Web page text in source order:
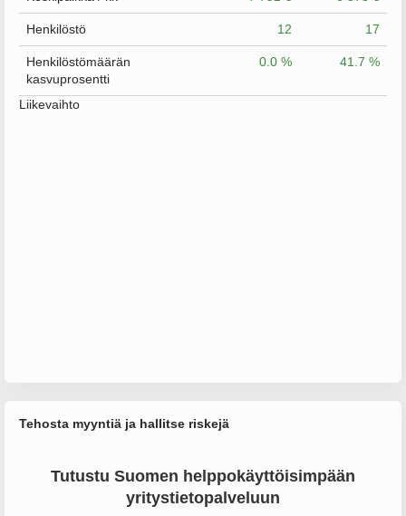
Henkilöstö 12 17
Henkilöstömäärän
kasvuprosentti
0.0 % 41.7 %
Liikevaihto
Tehosta myyntiä ja hallitse riskejä
Tutustu Suomen helppokäyttöisimpään
yritystietopalveluun